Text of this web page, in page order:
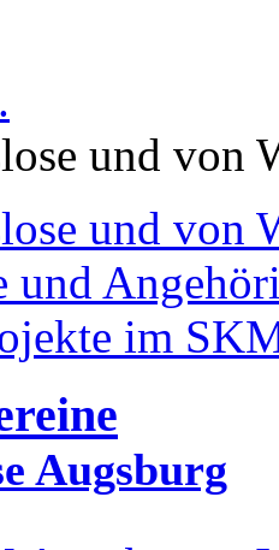
und von
und von
und
im
Augsburg